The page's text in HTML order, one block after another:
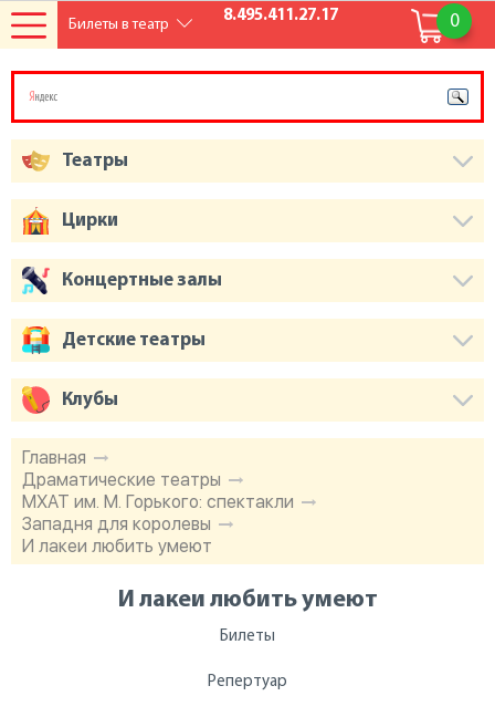
0
8.495.411.27.17
Главная
Драматические театры
МХАТ им. М. Горького: спектакли
Западня для королевы
И лакеи любить умеют
И лакеи любить умеют
Билеты
Репертуар
Театры
Цирки
Концертные залы
Детские театры
Клубы
Билеты в театр